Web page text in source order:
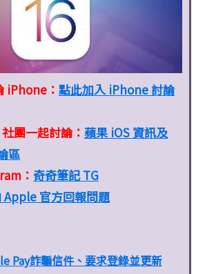
iPhone： 點此加入 iPhone 討論
團一起討論： 蘋果 iOS 資訊及
區
： 奇奇筆記 TG
Apple 官方回報問題
Pay詐騙信件、要求登錄並更新